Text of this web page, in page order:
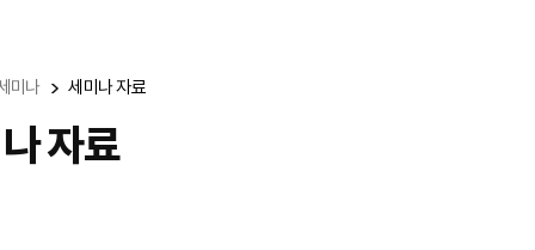
미나 세미나 자료
자료